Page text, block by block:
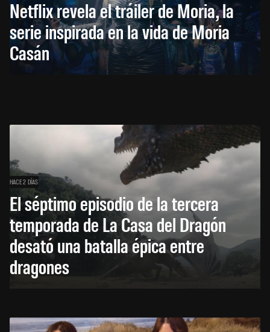
Netflix revela el tráiler de Moria, la
serie inspirada en la vida de Moria
Casán
HACE 2 DÍAS
El séptimo episodio de la tercera
temporada de La Casa del Dragón
desató una batalla épica entre
dragones